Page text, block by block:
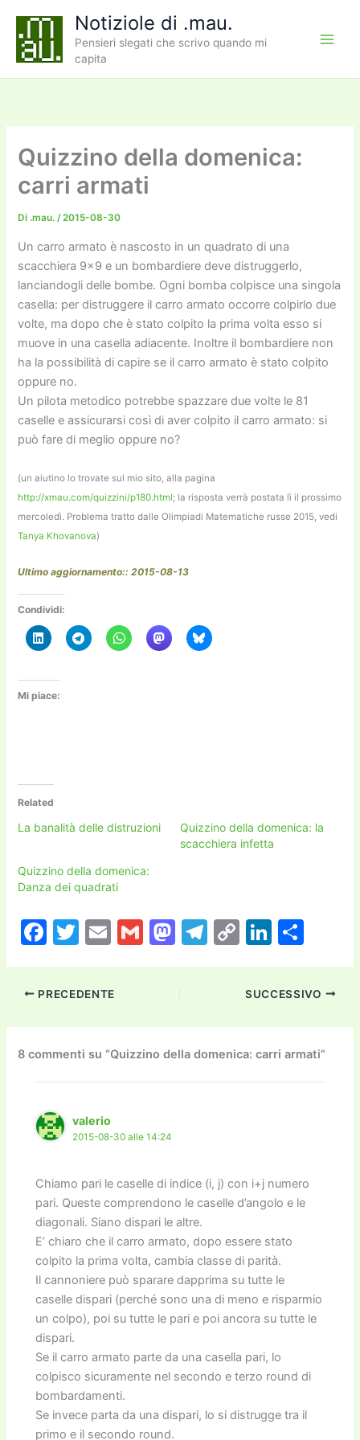
contenuto
Notiziole di .mau.
Pensieri slegati che scrivo quando mi
capita
Quizzino della domenica:
carri armati
Di .mau./2015-08-30
Un carro armato è nascosto in un quadrato di una
scacchiera 9×9 e un bombardiere deve distruggerlo,
lanciandogli delle bombe. Ogni bomba colpisce una singola
casella: per distruggere il carro armato occorre colpirlo due
volte, ma dopo che è stato colpito la prima volta esso si
muove in una casella adiacente. Inoltre il bombardiere non
ha la possibilità di capire se il carro armato è stato colpito
oppure no.
Un pilota metodico potrebbe spazzare due volte le 81
caselle e assicurarsi così di aver colpito il carro armato: si
può fare di meglio oppure no?
(un aiutino lo trovate sul mio sito, alla pagina
http://xmau.com/quizzini/p180.html; la risposta verrà postata lì il prossimo
mercoledì. Problema tratto dalle Olimpiadi Matematiche russe 2015, vedi
Tanya Khovanova)
Ultimo aggiornamento:: 2015-08-13
Condividi:
Mi piace:
Related
La banalità delle distruzioni
Quizzino della domenica: la
scacchiera infetta
Quizzino della domenica:
Danza dei quadrati
F
c
e
b
o
o
k
T
itt
er
E
ai
l
G
M
d
o
n
T
a
m
C
p
y
Li
n
k
Li
k
e
dI
n
n
di
vi
di
PRECEDENTE SUCCESSIVO
8 commenti su “Quizzino della domenica: carri armati”
valerio
2015-08-30 alle 14:24
Chiamo pari le caselle di indice (i, j) con i+j numero
pari. Queste comprendono le caselle d’angolo e le
diagonali. Siano dispari le altre.
E’ chiaro che il carro armato, dopo essere stato
colpito la prima volta, cambia classe di parità.
Il cannoniere può sparare dapprima su tutte le
caselle dispari (perché sono una di meno e risparmio
un colpo), poi su tutte le pari e poi ancora su tutte le
dispari.
Se il carro armato parte da una casella pari, lo
colpisco sicuramente nel secondo e terzo round di
bombardamenti.
Se invece parta da una dispari, lo si distrugge tra il
primo e il secondo round.